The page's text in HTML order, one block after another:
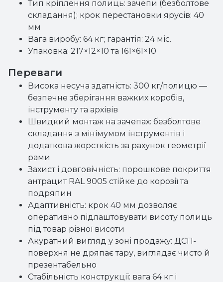
Тип кріплення полиць: зачепи (безболтове
складання); крок перестановки ярусів: 40
мм
Вага виробу: 64 кг; гарантія: 24 міс.
Упаковка: 217×12×10 та 161×61×10
Переваги
Висока несуча здатність: 300 кг/полицю —
безпечне зберігання важких коробів,
інструменту та архівів
Швидкий монтаж на зачепах: безболтове
складання з мінімумом інструментів і
додаткова жорсткість за рахунок геометрії
рами
Захист і довговічність: порошкове покриття
антрацит RAL 9005 стійке до корозії та
подряпин
Адаптивність: крок 40 мм дозволяє
оперативно підлаштовувати висоту полиць
під товар різної висоти
Акуратний вигляд у зоні продажу: ДСП-
поверхня не дряпає тару, виглядає чисто й
презентабельно
Стабільність конструкції: вага 64 кг і